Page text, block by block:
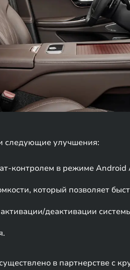
следующие улучшения:
контролем в режиме Android
который позволяет
деактивации
в партнерстве с